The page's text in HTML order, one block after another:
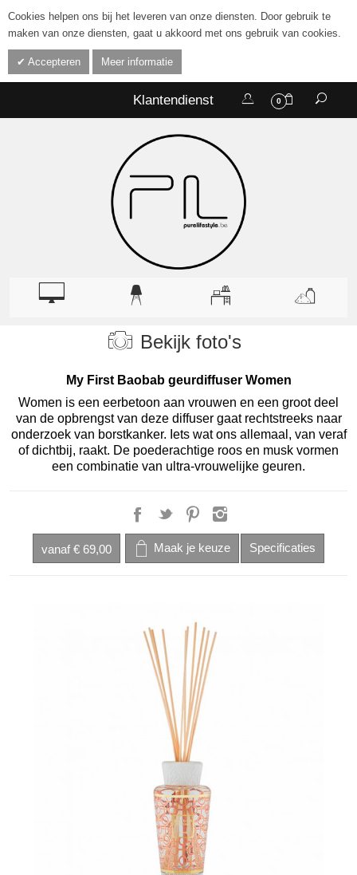
Cookies helpen ons bij het leveren van onze diensten. Door gebruik te
maken van onze diensten, gaat u akkoord met ons gebruik van cookies.
Accepteren Meer informatie
0
Klantendienst
Bekijk foto's
My First Baobab geurdiffuser Women
Women is een eerbetoon aan vrouwen en een groot deel
van de opbrengst van deze diffuser gaat rechtstreeks naar
onderzoek van borstkanker. Iets wat ons allemaal, van veraf
of dichtbij, raakt. De poederachtige roos en musk vormen
een combinatie van ultra-vrouwelijke geuren.
vanaf € 69,00